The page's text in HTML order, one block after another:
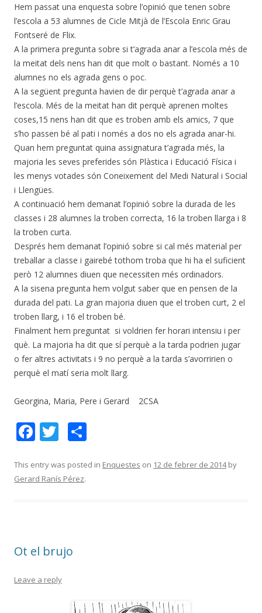
Hem passat una enquesta sobre l’opinió que tenen sobre
l’escola a 53 alumnes de Cicle Mitjà de l’Escola Enric Grau
Fontseré de Flix.
A la primera pregunta sobre si t’agrada anar a l’escola més de
la meitat dels nens han dit que molt o bastant. Només a 10
alumnes no els agrada gens o poc.
A la següent pregunta havien de dir perquè t’agrada anar a
l’escola. Més de la meitat han dit perquè aprenen moltes
coses,15 nens han dit que es troben amb els amics, 7 que
s’ho passen bé al pati i només a dos no els agrada anar-hi.
Quan hem preguntat quina assignatura t’agrada més, la
majoria les seves preferides són Plàstica i Educació Física i
les menys votades són Coneixement del Medi Natural i Social
i Llengües.
A continuació hem demanat l’opinió sobre la durada de les
classes i 28 alumnes la troben correcta, 16 la troben llarga i 8
la troben curta.
Després hem demanat l’opinió sobre si cal més material per
treballar a classe i gairebé tothom troba que hi ha el suficient
però 12 alumnes diuen que necessiten més ordinadors.
A la sisena pregunta hem volgut saber que en pensen de la
durada del pati. La gran majoria diuen que el troben curt, 2 el
troben llarg, i 16 el troben bé.
Finalment hem preguntat si voldrien fer horari intensiu i per
què. La majoria ha dit que sí perquè a la tarda podrien jugar
o fer altres activitats i 9 no perquè a la tarda s’avorririen o
perquè el matí seria molt llarg.
Georgina, Maria, Pere i Gerard 2CSA
F
e
b
k
T
itt
er
m
This entry was posted in Enquestes on 12 de febrer de 2014by
Gerard Ranís Pérez.
Ot el brujo
Leave a reply